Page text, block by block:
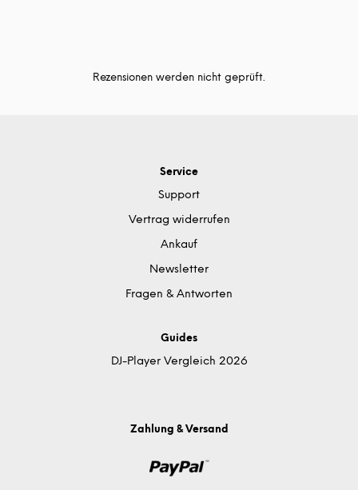
Rezensionen werden nicht geprüft.
Service
Support
Vertrag widerrufen
Ankauf
Newsletter
Fragen & Antworten
Guides
DJ-Player Vergleich 2026
Zahlung & Versand